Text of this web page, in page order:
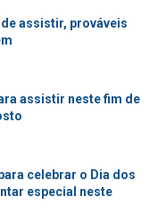
assistir, prováveis
assistir neste fim de
celebrar o Dia dos
especial neste